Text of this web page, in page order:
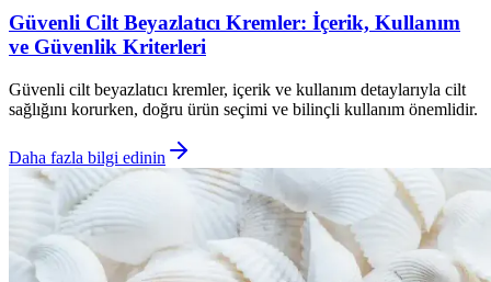
Güvenli Cilt Beyazlatıcı Kremler: İçerik, Kullanım
ve Güvenlik Kriterleri
Güvenli cilt beyazlatıcı kremler, içerik ve kullanım detaylarıyla cilt
sağlığını korurken, doğru ürün seçimi ve bilinçli kullanım önemlidir.
Daha fazla bilgi edinin